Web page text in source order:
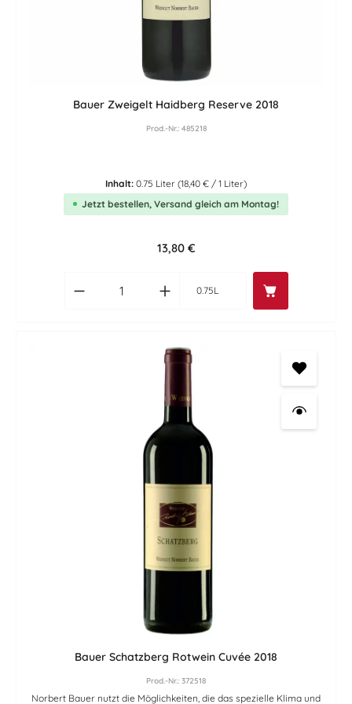
Bauer Zweigelt Haidberg Reserve 2018
Prod.-Nr.: 485218
Inhalt: 0.75 Liter (18,40 € / 1 Liter)
Jetzt bestellen, Versand gleich am Montag!
Regulärer Preis:
13,80 €
Produkt Anzahl: Gib den gewünschten
0.75L
Bauer Schatzberg Rotwein Cuvée 2018
Prod.-Nr.: 372518
Norbert Bauer nutzt die Möglich­keiten, die das spezielle Klima und